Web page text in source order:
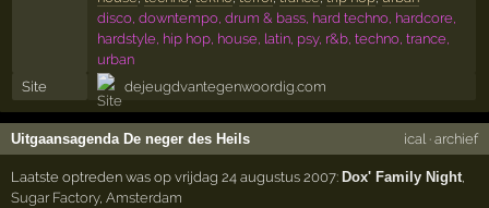
disco, downtempo, drum & bass, hard techno, hardcore,
hardstyle, hip hop, house, latin, psy, r&b, techno, trance,
urban
Site
dejeugdvantegenwoordig.com
Uitgaansagenda De neger des Heils ical· archief
Laatste optreden was op vrijdag 24 augustus 2007:Dox' Family Night
Sugar Factory,Amsterdam